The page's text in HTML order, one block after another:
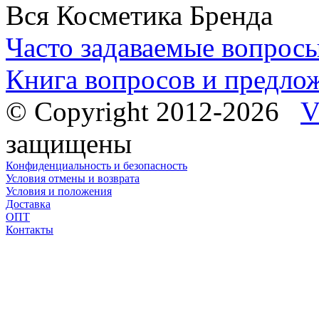
Вся Косметика Бренда
Часто задаваемые
Книга вопросов и
© Copyright 2012-2026
защищены
Конфиденциальность и безопасность
Условия отмены и возврата
Условия и положения
Доставка
ОПТ
Контакты